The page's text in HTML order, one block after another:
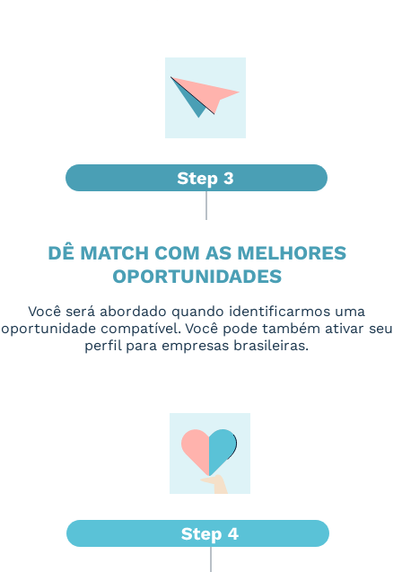
DÊ MATCH COM AS MELHORES
OPORTUNIDADES
Você será abordado quando identificarmos uma
oportunidade compatível. Você pode também ativar seu
perfil para empresas brasileiras.